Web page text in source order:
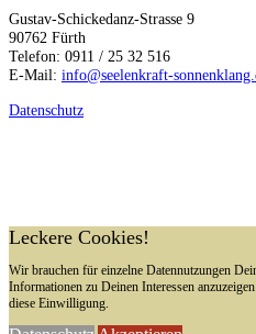
Gustav-Schickedanz-Strasse 9
90762 Fürth
Telefon: 0911 / 25 32 516
E-Mail: info@seelenkraft-
Datenschutz
Leckere Cookies!
Wir brauchen für einzelne Datennutzungen
Informationen zu Deinen Interessen
diese Einwilligung.